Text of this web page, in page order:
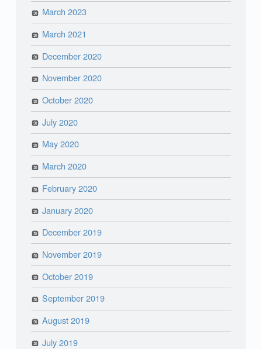
March 2023
March 2021
December 2020
November 2020
October 2020
July 2020
May 2020
March 2020
February 2020
January 2020
December 2019
November 2019
October 2019
September 2019
August 2019
July 2019